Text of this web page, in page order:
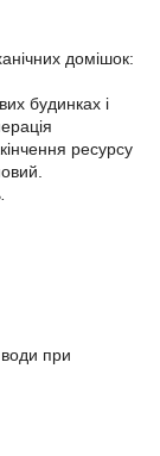
домішок:
будинках і
ресурсу
води при